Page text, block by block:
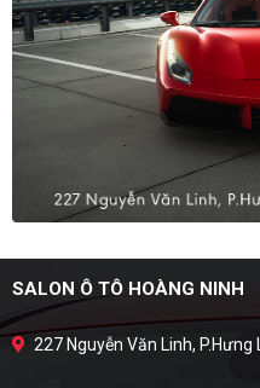
SALON Ô TÔ HOÀNG NINH
227 Nguyễn Văn Linh, P.Hưng